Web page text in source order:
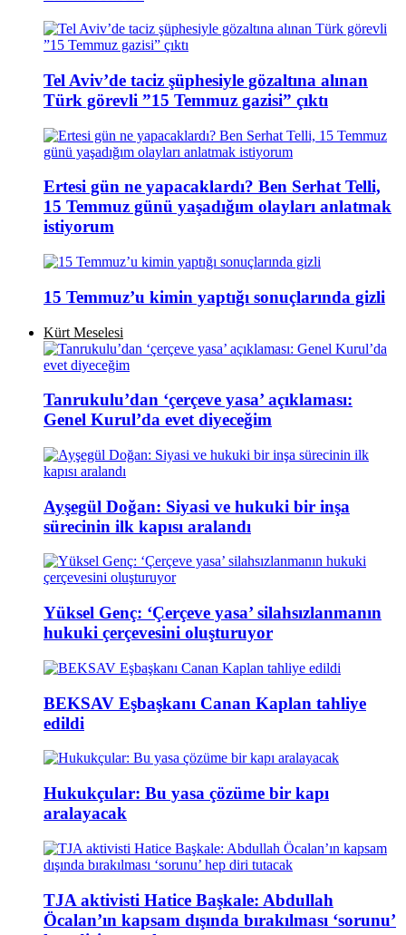
Tel Aviv’de taciz şüphesiyle gözaltına alınan
Türk görevli ”15 Temmuz gazisi” çıktı
Ertesi gün ne yapacaklardı? Ben Serhat Telli,
15 Temmuz günü yaşadığım olayları anlatmak
istiyorum
15 Temmuz’u kimin yaptığı sonuçlarında gizli
Kürt Meselesi
Tanrukulu’dan ‘çerçeve yasa’ açıklaması:
Genel Kurul’da evet diyeceğim
Ayşegül Doğan: Siyasi ve hukuki bir inşa
sürecinin ilk kapısı aralandı
Yüksel Genç: ‘Çerçeve yasa’ silahsızlanmanın
hukuki çerçevesini oluşturuyor
BEKSAV Eşbaşkanı Canan Kaplan tahliye
edildi
Hukukçular: Bu yasa çözüme bir kapı
aralayacak
TJA aktivisti Hatice Başkale: Abdullah
Öcalan’ın kapsam dışında bırakılması ‘sorunu’